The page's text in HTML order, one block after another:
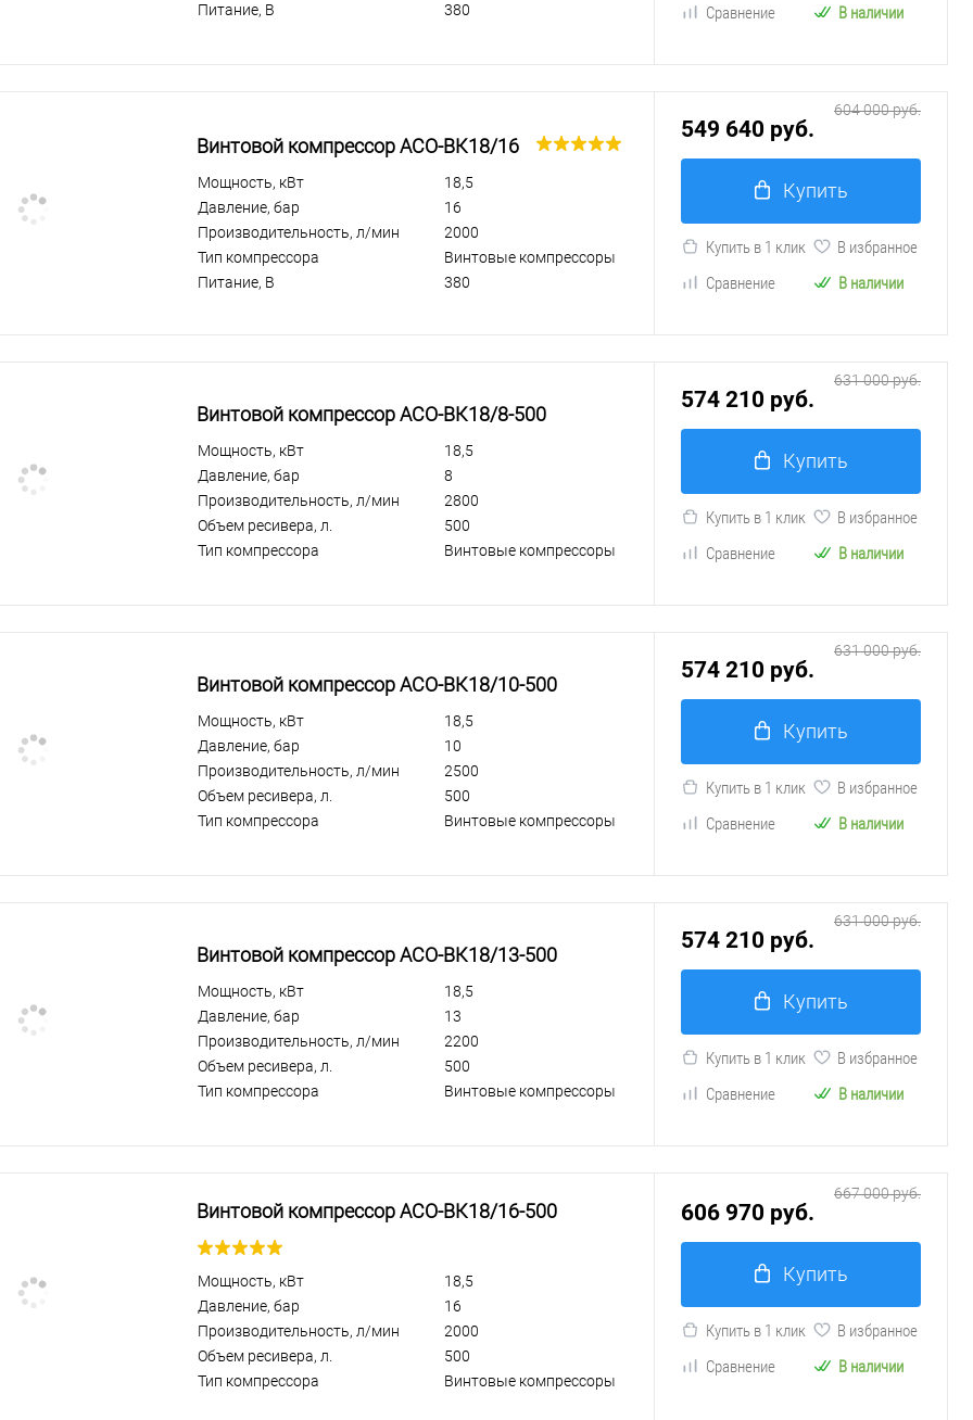
Питание, В
380
Сравнение
В наличии
Винтовой компрессор АСО-ВК18/16
Мощность, кВт
18,5
Давление, бар
16
Производительность, л/мин
2000
Тип компрессора
Винтовые компрессоры
Питание, В
380
549 640 руб.
604 000 руб.
Купить
Купить в 1 клик
В избранное
Сравнение
В наличии
Винтовой компрессор АСО-ВК18/8-500
Мощность, кВт
18,5
Давление, бар
8
Производительность, л/мин
2800
Объем ресивера, л.
500
Тип компрессора
Винтовые компрессоры
574 210 руб.
631 000 руб.
Купить
Купить в 1 клик
В избранное
Сравнение
В наличии
Винтовой компрессор АСО-ВК18/10-500
Мощность, кВт
18,5
Давление, бар
10
Производительность, л/мин
2500
Объем ресивера, л.
500
Тип компрессора
Винтовые компрессоры
574 210 руб.
631 000 руб.
Купить
Купить в 1 клик
В избранное
Сравнение
В наличии
Винтовой компрессор АСО-ВК18/13-500
Мощность, кВт
18,5
Давление, бар
13
Производительность, л/мин
2200
Объем ресивера, л.
500
Тип компрессора
Винтовые компрессоры
574 210 руб.
631 000 руб.
Купить
Купить в 1 клик
В избранное
Сравнение
В наличии
Винтовой компрессор АСО-ВК18/16-500
Мощность, кВт
18,5
Давление, бар
16
Производительность, л/мин
2000
Объем ресивера, л.
500
Тип компрессора
Винтовые компрессоры
606 970 руб.
667 000 руб.
Купить
Купить в 1 клик
В избранное
Сравнение
В наличии